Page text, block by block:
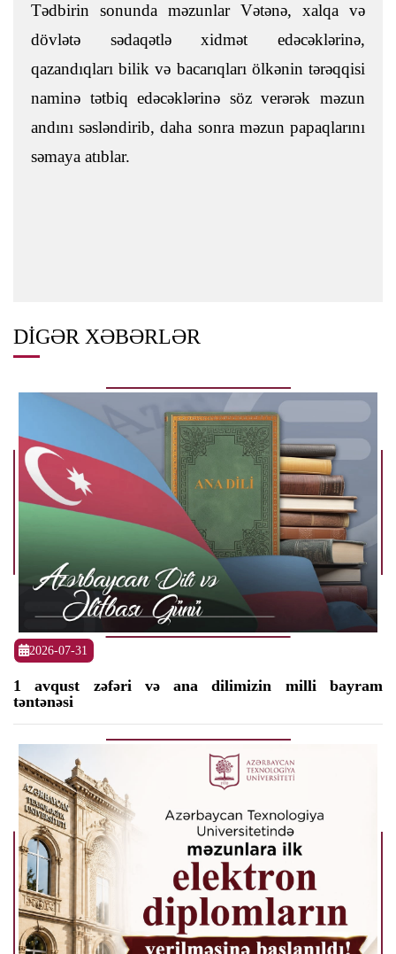
Tədbirin sonunda məzunlar Vətənə, xalqa və
dövlətə sədaqətlə xidmət edəcəklərinə,
qazandıqları bilik və bacarıqları ölkənin tərəqqisi
naminə tətbiq edəcəklərinə söz verərək məzun
andını səsləndirib, daha sonra məzun papaqlarını
səmaya atıblar.
DIGƏR XƏBƏRLƏR
2026-07-31
1 avqust zəfəri və ana dilimizin milli bayram
təntənəsi